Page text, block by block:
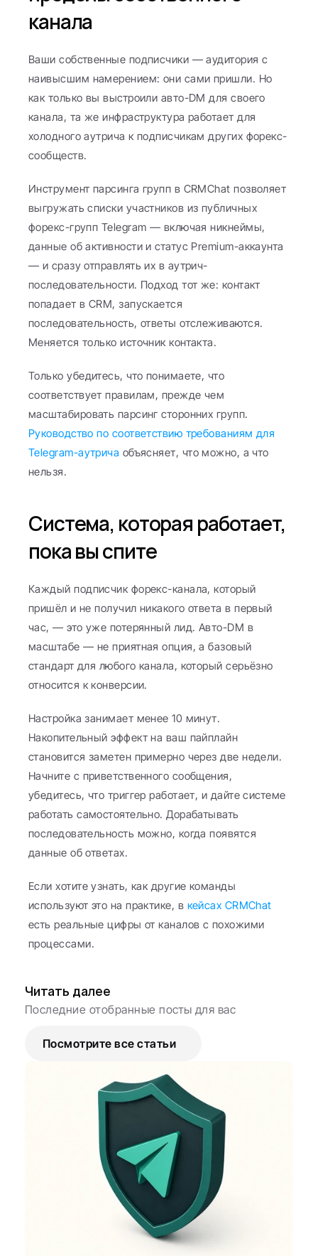
канала
Ваши собственные подписчики — аудитория с
наивысшим намерением: они сами пришли. Но
как только вы выстроили авто-DM для своего
канала, та же инфраструктура работает для
холодного аутрича к подписчикам других форекс-
сообществ.
Инструмент парсинга групп в CRMChat позволяет
выгружать списки участников из публичных
форекс-групп Telegram — включая никнеймы,
данные об активности и статус Premium-аккаунта
— и сразу отправлять их в аутрич-
последовательности. Подход тот же: контакт
попадает в CRM, запускается
последовательность, ответы отслеживаются.
Меняется только источник контакта.
Только убедитесь, что понимаете, что
соответствует правилам, прежде чем
Руководство по соответствию требованиям для
Telegram-аутрича объясняет, что можно, а что
нельзя.
Система, которая работает,
пока вы спите
Каждый подписчик форекс-канала, который
пришёл и не получил никакого ответа в первый
час, — это уже потерянный лид. Авто-DM в
масштабе — не приятная опция, а базовый
стандарт для любого канала, который серьёзно
относится к конверсии.
Настройка занимает менее 10 минут.
Накопительный эффект на ваш пайплайн
становится заметен примерно через две недели.
Начните с приветственного сообщения,
убедитесь, что триггер работает, и дайте системе
работать самостоятельно. Дорабатывать
последовательность можно, когда появятся
данные об ответах.
Если хотите узнать, как другие команды
используют это на практике, в кейсах CRMChat
есть реальные цифры от каналов с похожими
процессами.
Читать далее
Последние отобранные посты для вас
Посмотрите все статьи